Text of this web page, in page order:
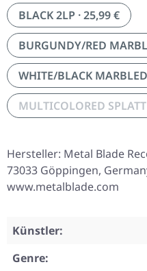
BLACK 2LP · 25,99 €
BURGUNDY/RED
WHITE/BLACK
MULTICOLORED
Hersteller: Metal Blade
73033 Göppingen,
www.metalblade.com
Künstler:
Genre: